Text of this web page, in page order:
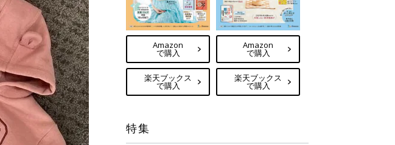
Amazon
で購入
楽天ブックス
で購入
Amazon
で購入
楽天ブックス
で購入
特集